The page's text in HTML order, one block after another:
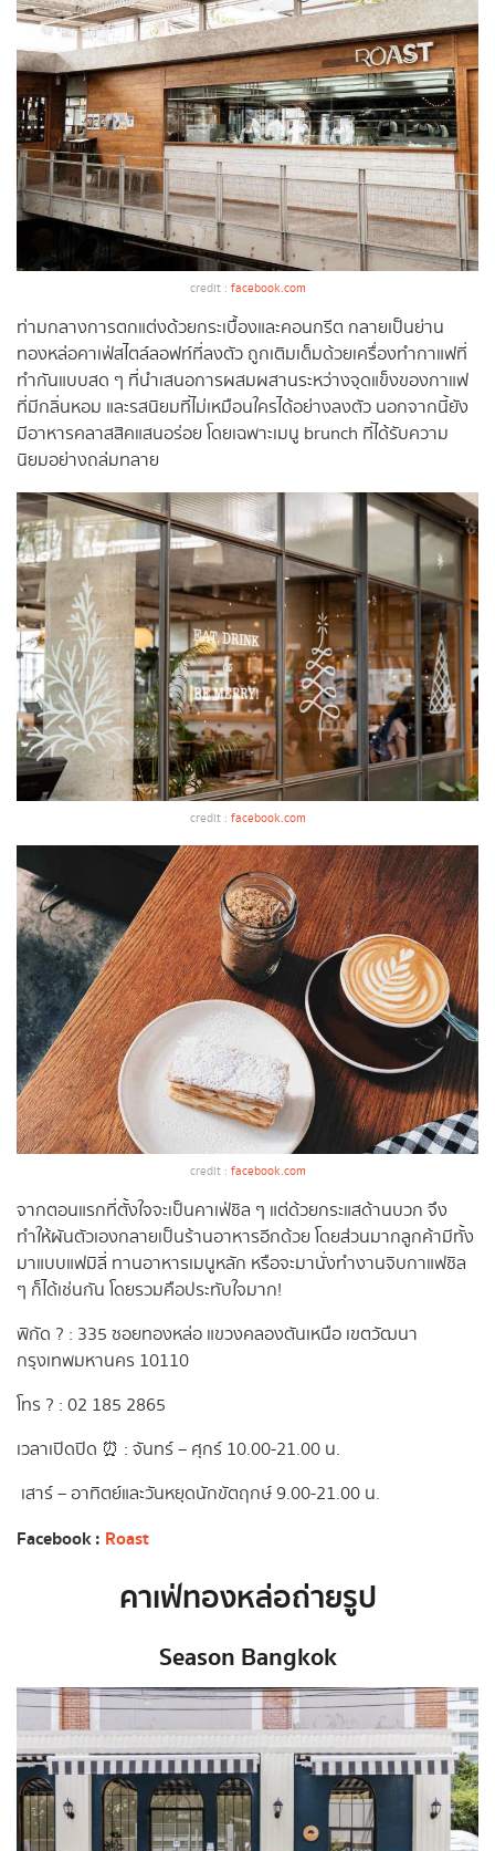
credit : facebook.com
ท่ามกลางการตกแต่งด้วยกระเบื้องและคอนกรีต กลายเป็นย่าน
ทองหล่อคาเฟ่สไตล์ลอฟท์ที่ลงตัว ถูกเติมเต็มด้วยเครื่องทำกาแฟที่
ทำกันแบบสด ๆ ที่นำเสนอการผสมผสานระหว่างจุดแข็งของกาแฟ
ที่มีกลิ่นหอม และรสนิยมที่ไม่เหมือนใครได้อย่างลงตัว นอกจากนี้ยัง
มีอาหารคลาสสิคแสนอร่อย โดยเฉพาะเมนู brunch ที่ได้รับความ
นิยมอย่างถล่มทลาย
credit : facebook.com
credit : facebook.com
จากตอนแรกที่ตั้งใจจะเป็นคาเฟ่ชิล ๆ แต่ด้วยกระแสด้านบวก จึง
ทำให้ผันตัวเองกลายเป็นร้านอาหารอีกด้วย โดยส่วนมากลูกค้ามีทั้ง
มาแบบแฟมิลี่ ทานอาหารเมนูหลัก หรือจะมานั่งทำงานจิบกาแฟชิล
ๆ ก็ได้เช่นกัน โดยรวมคือประทับใจมาก!
พิกัด ? : 335 ซอยทองหล่อ แขวงคลองตันเหนือ เขตวัฒนา
กรุงเทพมหานคร 10110
โทร ? : 02 185 2865
เวลาเปิดปิด ⏰ : จันทร์ – ศุกร์ 10.00-21.00 น.
เสาร์ – อาทิตย์และวันหยุดนักขัตฤกษ์ 9.00-21.00 น.
Facebook : Roast
คาเฟ่ทองหล่อถ่ายรูป
Season Bangkok